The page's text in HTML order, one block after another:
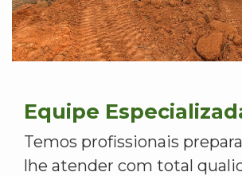
Equipe
Temos profissionais
lhe atender com total